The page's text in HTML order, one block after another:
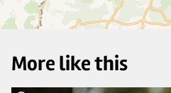
More like this